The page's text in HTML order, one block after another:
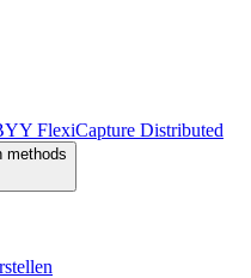
FlexiCapture Distributed
methods